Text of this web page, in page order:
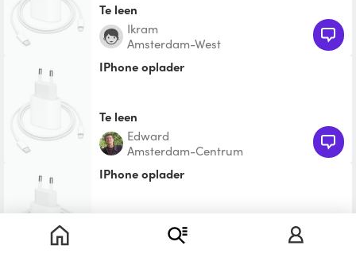
Te leen
Ikram
Amsterdam-West
iPhone oplader
Te leen
Edward
Amsterdam-Centrum
iPhone oplader